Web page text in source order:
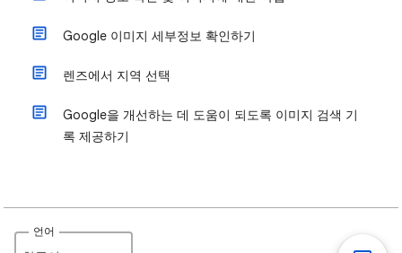
Google 이미지 세부정보 확인하기
렌즈에서 지역 선택
Google을 개선하는 데 도움이 되도록 이미지 검색 기
록 제공하기
언어